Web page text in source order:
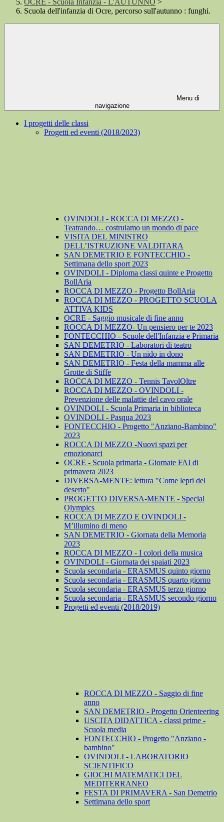
OCRE - Scuola Infanzia - L'AUTUNNO >
Scuola dell'infanzia di Ocre, percorso sull'autunno : funghi.
Menu di
navigazione
I progetti delle classi
Progetti ed eventi (2018/2023)
OVINDOLI - ROCCA DI MEZZO -
Teatrando… costruiamo un mondo di pace
VISITA DEL MINISTRO
DELL’ISTRUZIONE VALDITARA
SAN DEMETRIO E FONTECCHIO -
Settimana dello sport 2023
OVINDOLI - Diploma classi quinte e Progetto
BollAria
ROCCA DI MEZZO - Progetto BollAria
ROCCA DI MEZZO - PROGETTO SCUOLA
ATTIVA KIDS
OCRE - Saggio musicale di fine anno
ROCCA DI MEZZO- Un pensiero per te 2023
FONTECCHIO - Scuole dell'Infanzia e Primaria
SAN DEMETRIO - Laboratori di teatro
SAN DEMETRIO - Un nido in dono
SAN DEMETRIO - Festa della mamma alle
Grotte di Stiffe
ROCCA DI MEZZO - Tennis TavolOltre
ROCCA DI MEZZO - OVINDOLI -
Prevenzione delle malattie del cavo orale
OVINDOLI - Scuola Primaria in biblioteca
OVINDOLI - Pasqua 2023
FONTECCHIO - Progetto "Anziano-Bambino"
2023
ROCCA DI MEZZO -Nuovi spazi per
emozionarci
OCRE - Scuola primaria - Giornate FAI di
primavera 2023
DIVERSA-MENTE: lettura "Come lepri del
deserto"
PROGETTO DIVERSA-MENTE - Special
Olympics
ROCCA DI MEZZO E OVINDOLI -
M’illumino di meno
SAN DEMETRIO - Giornata della Memoria
2023
ROCCA DI MEZZO - I colori della musica
OVINDOLI - Giornata dei spaiati 2023
Scuola secondaria - ERASMUS quinto giorno
Scuola secondaria - ERASMUS quarto giorno
Scuola secondaria - ERASMUS terzo giorno
Scuola secondaria - ERASMUS secondo giorno
Progetti ed eventi (2018/2019)
ROCCA DI MEZZO - Saggio di fine
anno
SAN DEMETRIO - Progetto Orienteering
USCITA DIDATTICA - classi prime -
Scuola media
FONTECCHIO - Progetto "Anziano -
bambino"
OVINDOLI - LABORATORIO
SCIENTIFICO
GIOCHI MATEMATICI DEL
MEDITERRANEO
FESTA DI PRIMAVERA - San Demetrio
Settimana dello sport